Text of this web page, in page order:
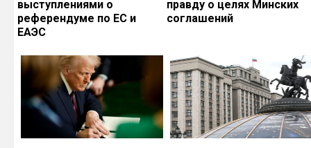
выступлениями о
референдуме по ЕС и
ЕАЭС
правду о целях Минских
соглашений